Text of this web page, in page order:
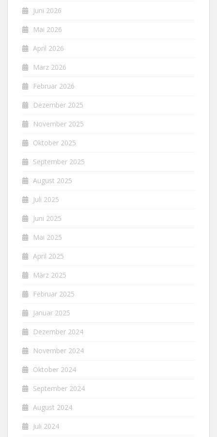
Juni 2026
Mai 2026
April 2026
März 2026
Februar 2026
Dezember 2025
November 2025
Oktober 2025
September 2025
August 2025
Juli 2025
Juni 2025
Mai 2025
April 2025
März 2025
Februar 2025
Januar 2025
Dezember 2024
November 2024
Oktober 2024
September 2024
August 2024
Juli 2024